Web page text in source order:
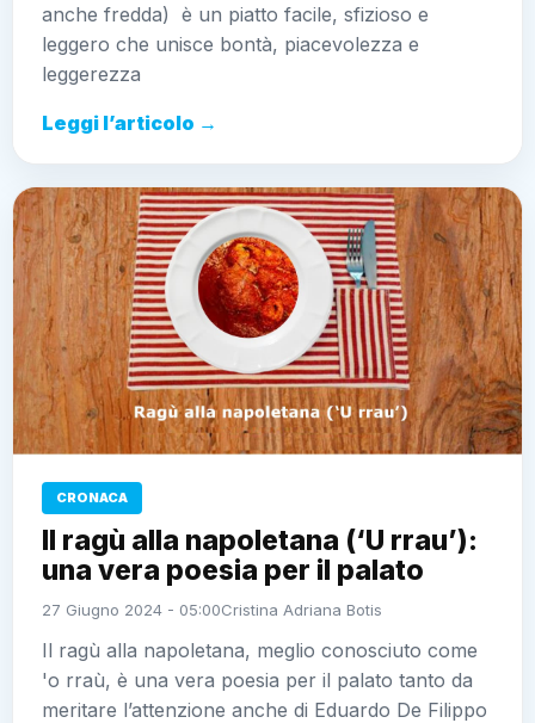
anche fredda) è un piatto facile, sfizioso e
leggero che unisce bontà, piacevolezza e
leggerezza
Leggi l’articolo →
CRONACA
Il ragù alla napoletana (‘U rrau’):
una vera poesia per il palato
27 Giugno 2024 - 05:00Cristina Adriana Botis
Il ragù alla napoletana, meglio conosciuto come
'o rraù, è una vera poesia per il palato tanto da
meritare l’attenzione anche di Eduardo De Filippo